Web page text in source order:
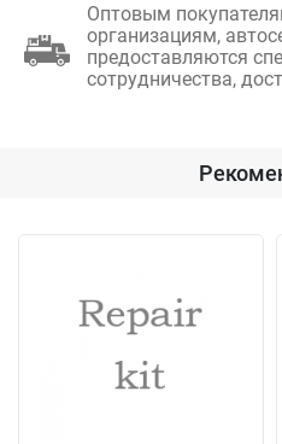
Оптовым
организациям,
предоставляются
сотрудничества,